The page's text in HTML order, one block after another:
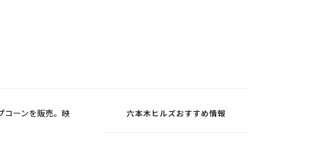
コーンを販売。映
六本木ヒルズおすすめ情報